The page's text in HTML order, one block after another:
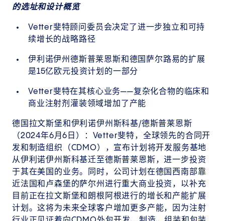
的选址和设计概览
Vetter斐特顾问委员会决定了进一步独立和可持
续增长的战略路径
伊利诺伊州德斯普莱恩斯和德国萨尔路易的扩展
是15亿欧元投资计划的一部分
Vetter斐特在其核心业务——复杂化合物的临床和
商业注射剂灌装领域增加了产能
德国拉文斯堡和伊利诺伊州斯科基/德斯普莱恩斯
（2024年6月6日）：Vetter斐特，全球领先的合同开
发和制造组织（CDMO），宣布计划将开发服务基地
从伊利诺伊州斯科基迁至德斯普莱恩斯，进一步投资
于其在美国的业务。同时，公司计划在德国西南部靠
近法国和卢森堡的萨尔州进行重大商业投资，以补充
目前正在拉文斯堡和朗根阿根进行的增长和产能扩展
计划。这将为未来全球客户增加更多产能，因为注射